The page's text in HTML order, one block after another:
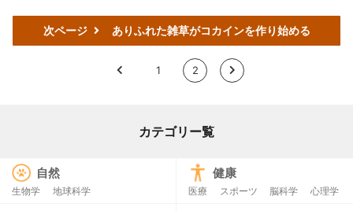
次ページ ありふれた雑草がコカインを作り始める
< 1 2 >
カテゴリー覧
自然
生物学 地球科学
健康
医療 スポーツ 脳科学 心理学